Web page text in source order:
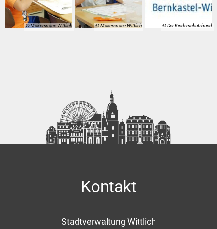
© Makerspace Wittlich © Makerspace Wittlich © Der Kinderschutzbund
Kontakt
Stadtverwaltung Wittlich